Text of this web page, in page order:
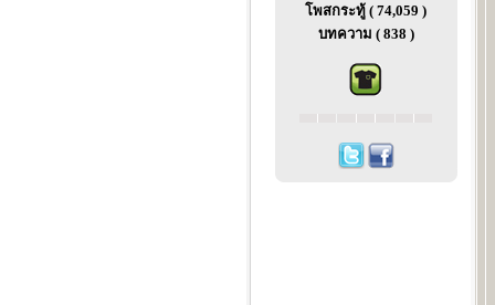
โพสกระทู้ ( 74,059 )
บทความ ( 838 )